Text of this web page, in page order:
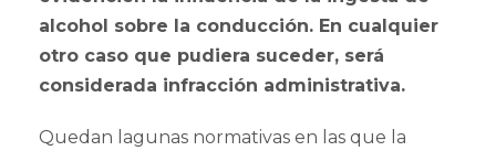
alcohol sobre la conducción. En cualquier
otro caso que pudiera suceder, será
considerada infracción administrativa.
Quedan lagunas normativas en las que la